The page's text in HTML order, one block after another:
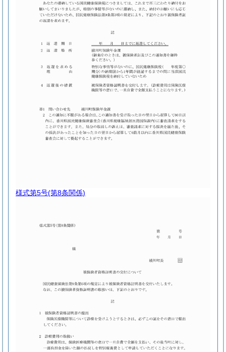
様式第5号(第8条関係)